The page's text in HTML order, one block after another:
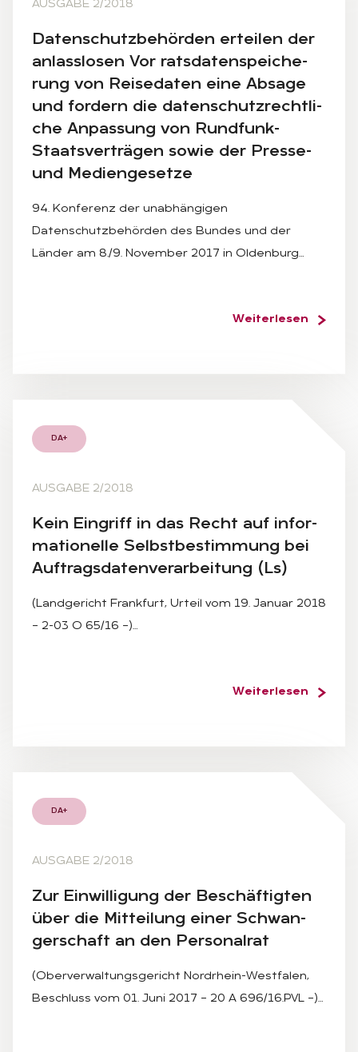
AUSGABE 2/2018
Da­ten­schutz­be­hör­den er­tei­len der
an­lass­lo­sen Vor rats­da­ten­spei­che­
rung von Rei­se­da­ten eine Ab­sa­ge
und for­dern die da­ten­schutz­recht­li­
che An­pas­sung von Rund­funk-
Staats­ver­trä­gen so­wie der Pres­se-
und Me­di­en­ge­set­ze
94. Konferenz der unabhängigen
Datenschutzbehörden des Bundes und der
Länder am 8./9. November 2017 in Oldenburg…
Weiterlesen
DA+
AUSGABE 2/2018
Kein Ein­griff in das Recht auf in­for­
ma­tio­nel­le Selbst­be­stim­mung bei
Auf­trags­da­ten­ver­ar­bei­tung (Ls)
(Landgericht Frankfurt, Urteil vom 19. Januar 2018
– 2-03 O 65/16 –)…
Weiterlesen
DA+
AUSGABE 2/2018
Zur Ein­wil­li­gung der Be­schäf­tig­ten
über die Mit­tei­lung ei­ner Schwan­
ger­schaft an den Per­so­nal­rat
(Oberverwaltungsgericht Nordrhein-Westfalen,
Beschluss vom 01. Juni 2017 – 20 A 696/16.PVL –)…